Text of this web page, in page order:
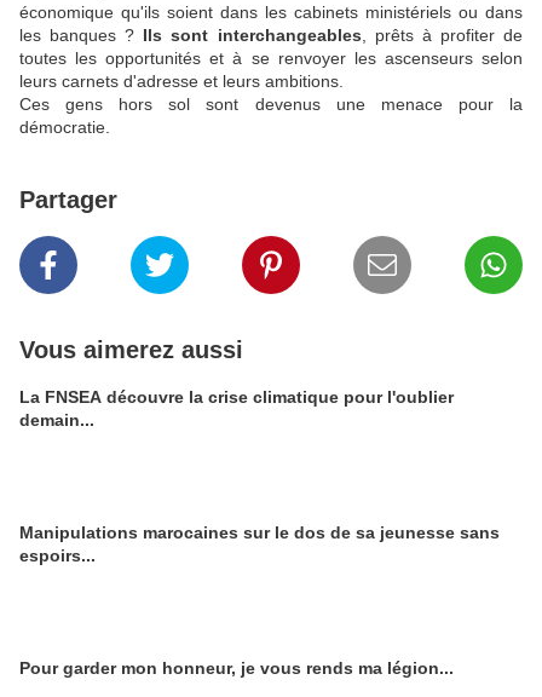
économique qu'ils soient dans les cabinets ministériels ou dans
les banques ? Ils sont interchangeables , prêts à profiter de
toutes les opportunités et à se renvoyer les ascenseurs selon
leurs carnets d'adresse et leurs ambitions.
Ces gens hors sol sont devenus une menace pour la
démocratie.
Partager
Vous aimerez aussi
La FNSEA découvre la crise climatique pour l'oublier
demain...
Manipulations marocaines sur le dos de sa jeunesse sans
espoirs...
Pour garder mon honneur, je vous rends ma légion...